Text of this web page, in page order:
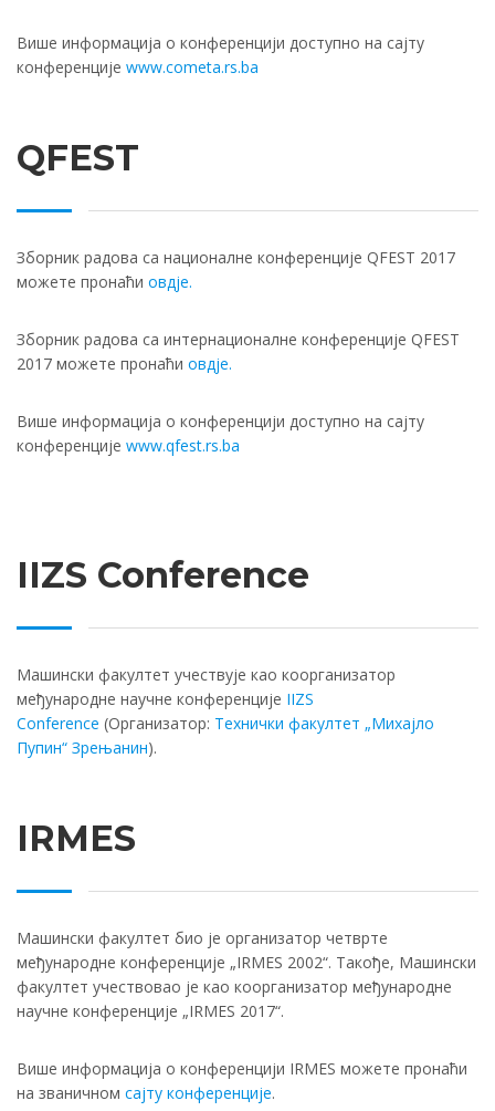
Више информација о конференцији доступно на сајту
конференције www.cometa.rs.ba
QFEST
Зборник радова са националне конференције QFEST 2017
можете пронаћи овдје.
Зборник радова са интернационалне конференције QFEST
2017 можете пронаћи овдје.
Више информација о конференцији доступно на сајту
конференције www.qfest.rs.ba
IIZS Conference
Машински факултет учествује као коорганизатор
међународне научне конференције IIZS
Conference (Организатор: Технички факултет „Михајло
Пупин“ Зрењанин).
IRMES
Машински факултет био је организатор четврте
међународне конференције „IRMES 2002“. Такође, Машински
факултет учествовао је као коорганизатор међународне
научне конференције „IRMES 2017“.
Више информација о конференцији IRMES можете пронаћи
на званичном сајту конференције.